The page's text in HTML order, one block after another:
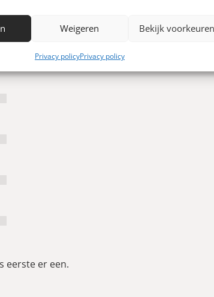
Weigeren Bekijk voorkeuren
Privacy policyPrivacy policy
Schrijf een review
eerste er een.